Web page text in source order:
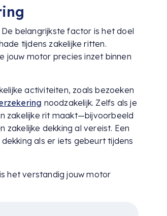
belangrijkste factor is het doel
tijdens zakelijke ritten.
jouw motor precies inzet binnen
activiteiten, zoals bezoeken
noodzakelijk. Zelfs als je
zakelijke rit maakt—bijvoorbeeld
dekking al vereist. Een
als er iets gebeurt tijdens
het verstandig jouw motor